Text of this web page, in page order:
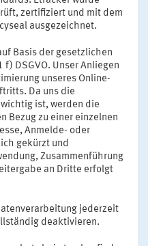
zertifiziert und mit dem
ausgezeichnet.
Basis der gesetzlichen
f) DSGVO. Unser Anliegen
unseres Online-
Da uns die
ist, werden die
Bezug zu einer einzelnen
Anmelde- oder
gekürzt und
Zusammenführung
an Dritte erfolgt
jederzeit
deaktivieren.